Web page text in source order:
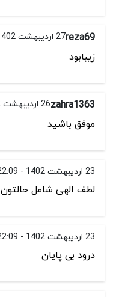
reza6927 اردیبهشت 1402 - 13:34
زیبابود
zahra136326 اردیبهشت 1402 - 22:12
موفق باشید
23 اردیبهشت 1402 - 22:09
لطف الهی شامل حالتون
23 اردیبهشت 1402 - 22:09
درود بی پایان